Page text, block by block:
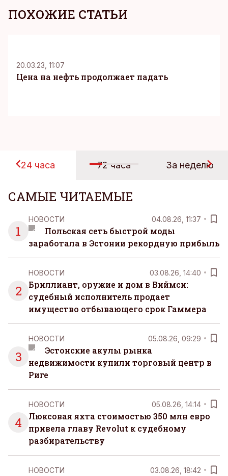
ПОХОЖИЕ СТАТЬИ
20.03.23, 11:07
Цена на нефть продолжает падать
24 часа 72 часа За неделю
САМЫЕ ЧИТАЕМЫЕ
1
НОВОСТИ 04.08.26, 11:37
Польская сеть быстрой моды
заработала в Эстонии рекордную прибыль
2
НОВОСТИ 03.08.26, 14:40
Бриллиант, оружие и дом в Виймси:
судебный исполнитель продает
имущество отбывающего срок Гаммера
3
НОВОСТИ 05.08.26, 09:29
Эстонские акулы рынка
недвижимости купили торговый центр в
Риге
4
НОВОСТИ 05.08.26, 14:14
Люксовая яхта стоимостью 350 млн евро
привела главу Revolut к судебному
разбирательству
НОВОСТИ 03.08.26, 18:42